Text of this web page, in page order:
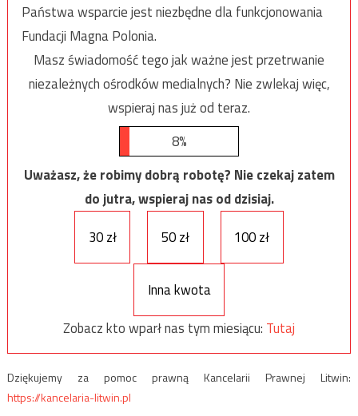
Państwa wsparcie jest niezbędne dla funkcjonowania
Fundacji Magna Polonia.
Masz świadomość tego jak ważne jest przetrwanie
niezależnych ośrodków medialnych? Nie zwlekaj więc,
wspieraj nas już od teraz.
8%
Uważasz, że robimy dobrą robotę? Nie czekaj zatem
do jutra, wspieraj nas od dzisiaj.
30 zł
50 zł 100 zł
Inna kwota
Zobacz kto wparł nas tym miesiącu: Tutaj
Dziękujemy za pomoc prawną Kancelarii Prawnej Litwin:
https://kancelaria-litwin.pl